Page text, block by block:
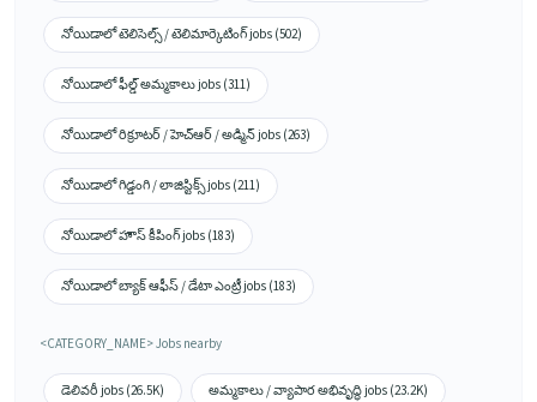
నోయిడాలో టెలిసెల్స్ / టెలిమార్కెటింగ్ jobs (502)
నోయిడాలో ఫీల్డ్ అమ్మకాలు jobs (311)
నోయిడాలో రిక్రూటర్ / హెచ్ఆర్ / అడ్మిన్ jobs (263)
నోయిడాలో గిడ్డంగి / లాజిస్టిక్స్ jobs (211)
నోయిడాలో హౌస్ కీపింగ్ jobs (183)
నోయిడాలో బ్యాక్ ఆఫీస్ / డేటా ఎంట్రీ jobs (183)
<CATEGORY_NAME> Jobs nearby
డెలివరీ jobs (26.5K) అమ్మకాలు / వ్యాపార అభివృద్ధి jobs (23.2K)